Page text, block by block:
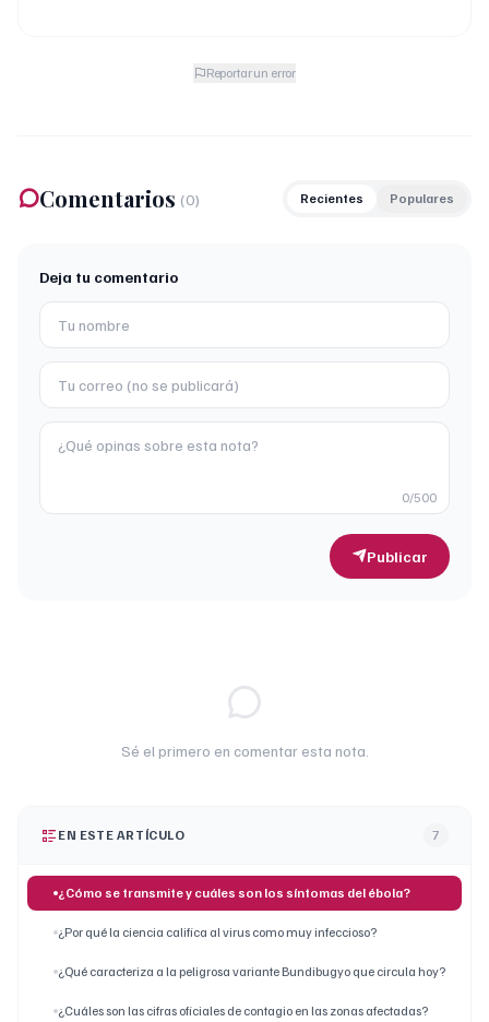
Reportar un error
Comentarios (0) Recientes Populares
Deja tu comentario
0/500
Publicar
Sé el primero en comentar esta nota.
EN ESTE ARTÍCULO 7
¿Cómo se transmite y cuáles son los síntomas del ébola?
¿Por qué la ciencia califica al virus como muy infeccioso?
¿Qué caracteriza a la peligrosa variante Bundibugyo que circula hoy?
¿Cuáles son las cifras oficiales de contagio en las zonas afectadas?